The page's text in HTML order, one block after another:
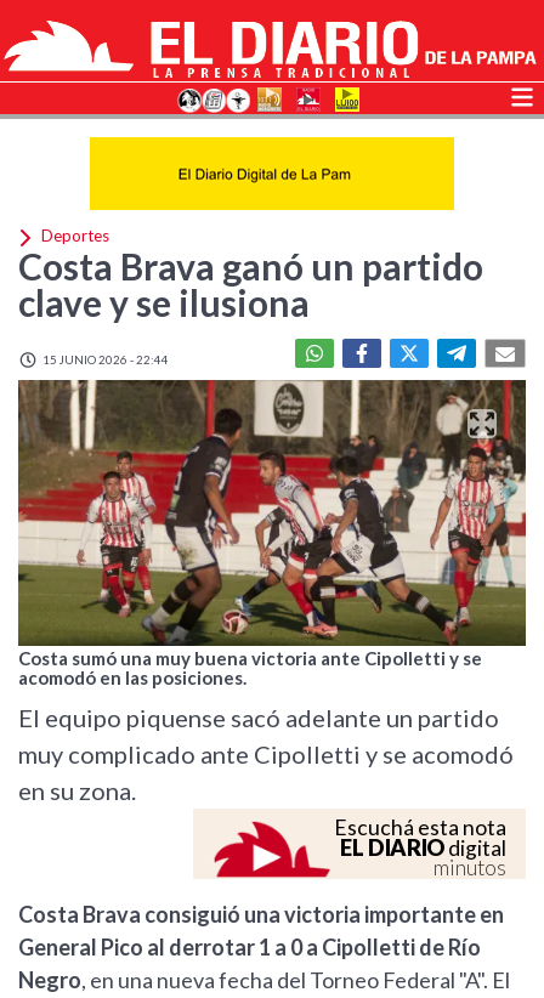
Deportes
Costa Brava ganó un partido
clave y se ilusiona
15 JUNIO 2026 - 22:44
Costa sumó una muy buena victoria ante Cipolletti y se
acomodó en las posiciones.
El equipo piquense sacó adelante un partido
muy complicado ante Cipolletti y se acomodó
en su zona.
Escuchá esta nota
EL DIARIOdigital
minutos
Costa Brava consiguió una victoria importante en
General Pico al derrotar 1 a 0 a Cipolletti de Río
Negro, en una nueva fecha del Torneo Federal "A". El